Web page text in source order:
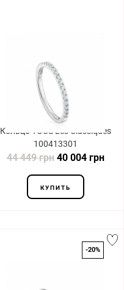
Кольцо TOUS Les Classiques
100413301
44 449 грн40 004 грн
КУПИТЬ
-20%